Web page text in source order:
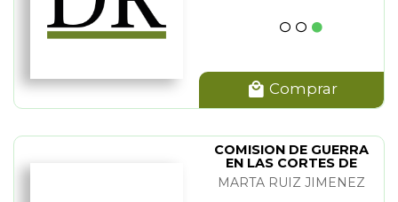
Comprar
COMISION DE GUERRA
EN LAS CORTES DE
CADIZ. LA
MARTA RUIZ JIMENEZ